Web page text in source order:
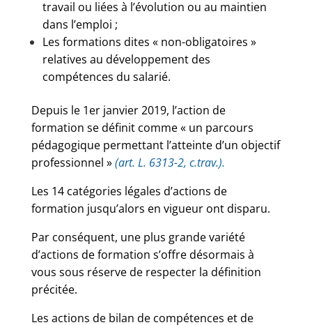
travail ou liées à l’évolution ou au maintien
dans l’emploi ;
Les formations dites « non-obligatoires »
relatives au développement des
compétences du salarié.
Depuis le 1er janvier 2019, l’action de
formation se définit comme « un parcours
pédagogique permettant l’atteinte d’un objectif
professionnel »(art. L. 6313-2, c.trav.).
Les 14 catégories légales d’actions de
formation jusqu’alors en vigueur ont disparu.
Par conséquent, une plus grande variété
d’actions de formation s’offre désormais à
vous sous réserve de respecter la définition
précitée.
Les actions de bilan de compétences et de